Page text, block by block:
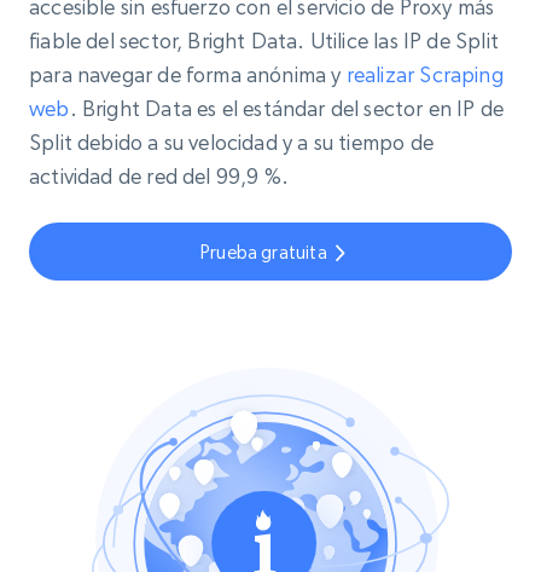
accesible sin esfuerzo con el servicio de Proxy más
fiable del sector, Bright Data. Utilice las IP de Split
para navegar de forma anónima y realizar Scraping
web. Bright Data es el estándar del sector en IP de
Split debido a su velocidad y a su tiempo de
actividad de red del 99,9 %.
Prueba gratuita